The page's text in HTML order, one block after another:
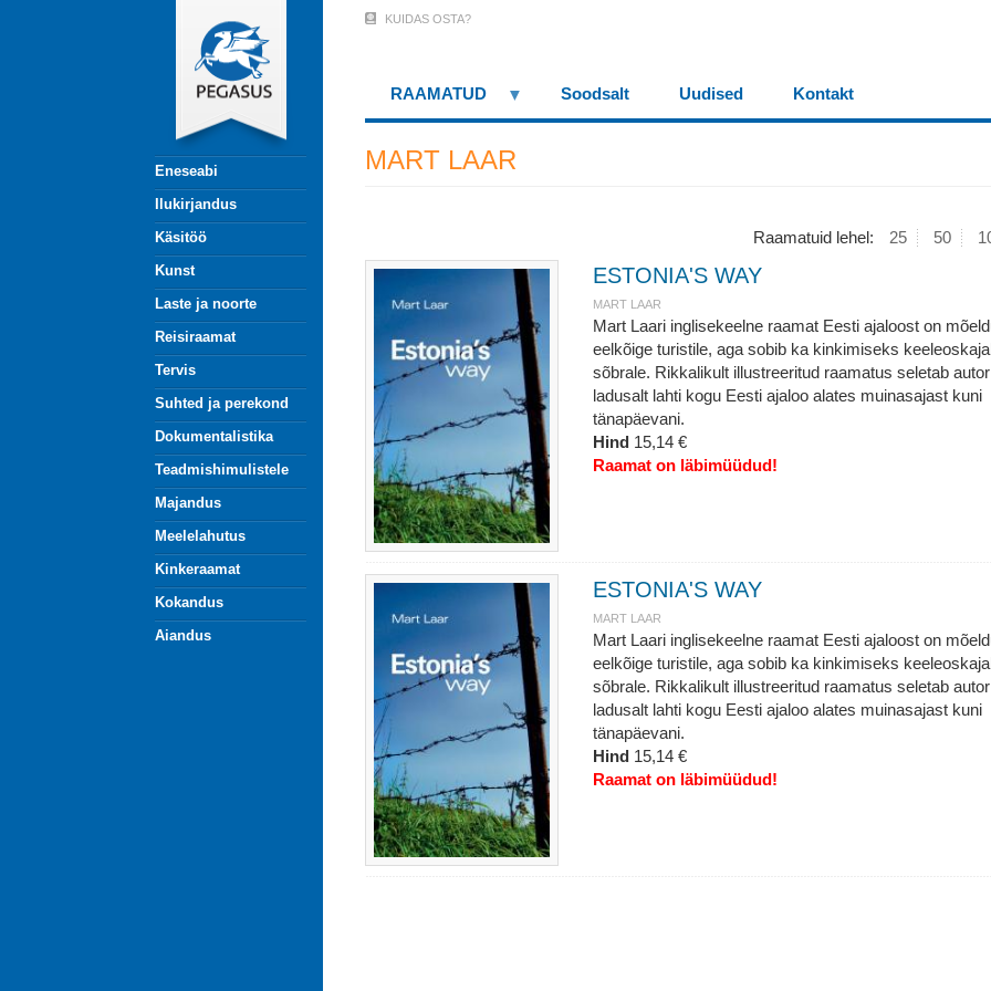
Eneseabi
Ilukirjandus
Käsitöö
Kunst
Laste ja noorte
Reisiraamat
Tervis
Suhted ja perekond
Dokumentalistika
Teadmishimulistele
Majandus
Meelelahutus
Kinkeraamat
Kokandus
Aiandus
Menu
(logged
KUIDAS OSTA?
RAAMATUD Soodsalt Uudised Kontakt
MART LAAR
Raamatuid lehel: 25 50
ESTONIA'S WAY
MART LAAR
Mart Laari inglisekeelne raamat Eesti ajaloost on
eelkõige turistile, aga sobib ka kinkimiseks
sõbrale. Rikkalikult illustreeritud raamatus seletab autor
ladusalt lahti kogu Eesti ajaloo alates muinasajast kuni
tänapäevani.
Hind 15,14 €
Raamat on läbimüüdud!
ESTONIA'S WAY
MART LAAR
Mart Laari inglisekeelne raamat Eesti ajaloost on
eelkõige turistile, aga sobib ka kinkimiseks
sõbrale. Rikkalikult illustreeritud raamatus seletab autor
ladusalt lahti kogu Eesti ajaloo alates muinasajast kuni
tänapäevani.
Hind 15,14 €
Raamat on läbimüüdud!